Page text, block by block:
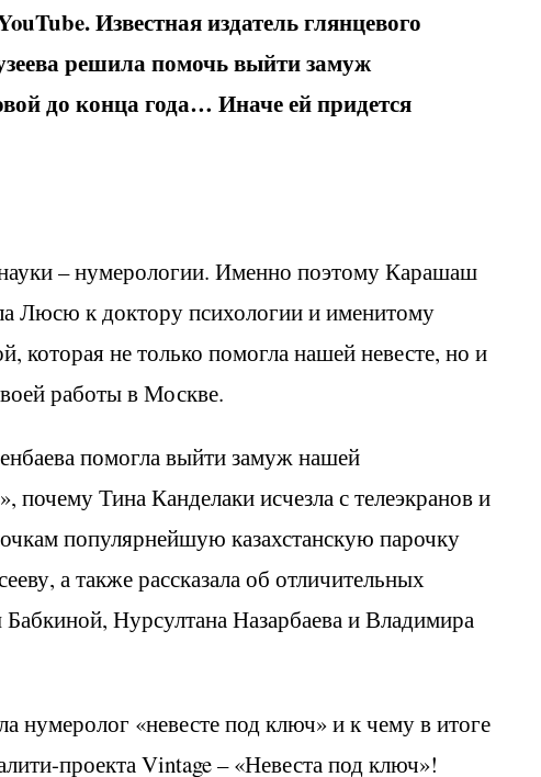
. Известная издатель глянцевого
решила помочь выйти замуж
до конца года… Иначе ей придется
– нумерологии. Именно поэтому Карашаш
Люсю к доктору психологии и именитому
которая не только помогла нашей невесте, но и
работы в Москве.
помогла выйти замуж нашей
почему Тина Канделаки исчезла с телеэкранов и
популярнейшую казахстанскую парочку
а также рассказала об отличительных
Нурсултана Назарбаева и Владимира
нумеролог «невесте под ключ» и к чему в итоге
проекта Vintage – «Невеста под ключ»!